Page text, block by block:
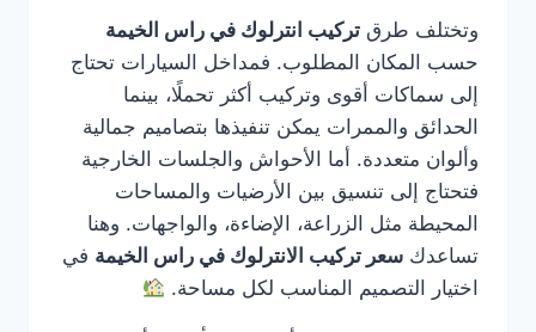
وتختلف طرق تركيب انترلوك في راس الخيمة
حسب المكان المطلوب. فمداخل السيارات تحتاج
إلى سماكات أقوى وتركيب أكثر تحملًا، بينما
الحدائق والممرات يمكن تنفيذها بتصاميم جمالية
وألوان متعددة. أما الأحواش والجلسات الخارجية
فتحتاج إلى تنسيق بين الأرضيات والمساحات
المحيطة مثل الزراعة، الإضاءة، والواجهات. وهنا
تساعدك سعر تركيب الانترلوك في راس الخيمة في
اختيار التصميم المناسب لكل مساحة.